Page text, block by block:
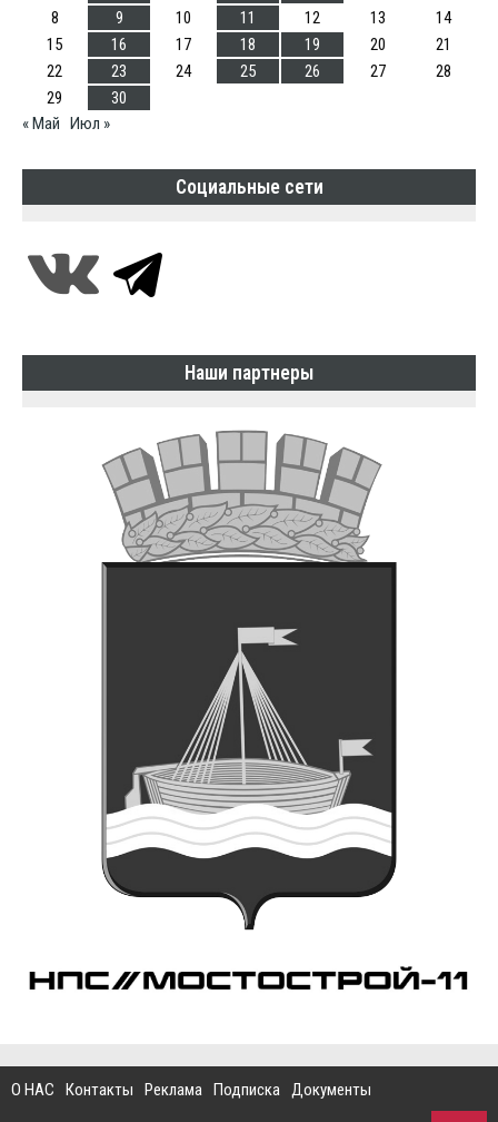
8
9 10 11 12 13
14
15
16 17 18 19 20
21
22
23 24 25 26 27
28
29
30
« Май Июл »
Социальные сети
Наши партнеры
О НАС Контакты Реклама Подписка Документы